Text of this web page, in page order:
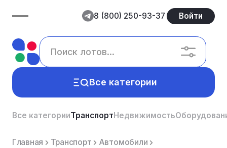
8 (800) 250-93-37 Войти
Все категории
Все категорииТранспортНедвижимость
Главная Транспорт
Автомобили